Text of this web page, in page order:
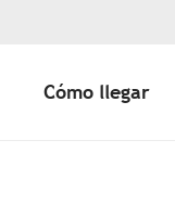
Cómo llegar